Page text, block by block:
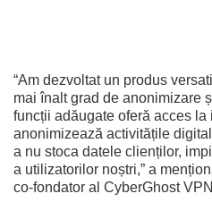
“Am dezvoltat un produs
mai înalt grad de anonimizare
funcții adăugate oferă acces la
anonimizează activitățile
a nu stoca datele clienților,
a utilizatorilor noștri,” a
co-fondator al CyberGhost